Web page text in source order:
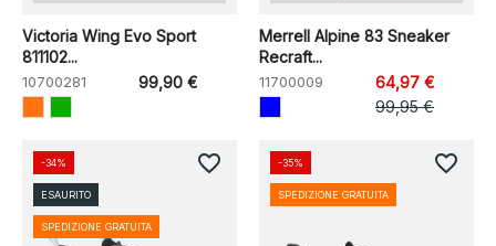
Victoria Wing Evo Sport
811102...
10700281 99,90 €
Merrell Alpine 83 Sneaker
Recraft...
11700009
64,97 €
99,95 €
-34%
ESAURITO
SPEDIZIONE GRATUITA
favorite_border -35%
SPEDIZIONE GRATUITA
favorite_border